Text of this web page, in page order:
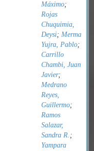
Máximo;
Rojas
Chuquimia,
Deysi; Merma
Yujra, Pablo;
Carrillo
Chambi, Juan
Javier;
Medrano
Reyes,
Guillermo;
Ramos
Salazar,
Sandra R. ;
Yampara